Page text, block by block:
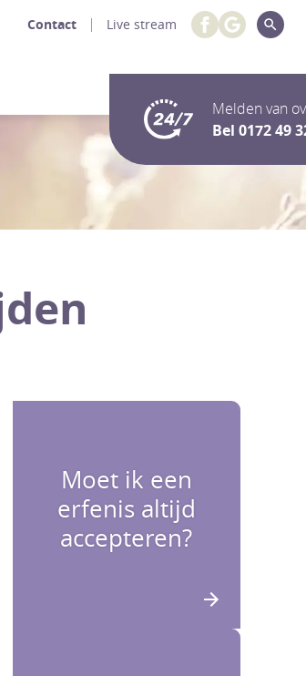
Contact Live stream
Melden van
Bel 0172 49
Moet ik een
erfenis altijd
accepteren?